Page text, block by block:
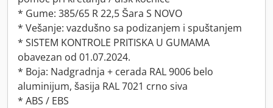
* Gume: 385/65 R 22,5 Šara S NOVO
* Vešanje: vazdušno sa podizanjem i spuštanjem
* SISTEM KONTROLE PRITISKA U GUMAMA
obavezan od 01.07.2024.
* Boja: Nadgradnja + cerada RAL 9006 belo
aluminijum, šasija RAL 7021 crno siva
* ABS / EBS